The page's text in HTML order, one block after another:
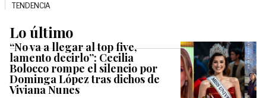
TENDENCIA
Lo último
“No va a llegar al top five,
lamento decirlo”: Cecilia
Bolocco rompe el silencio por
Dominga López tras dichos de
Viviana Nunes